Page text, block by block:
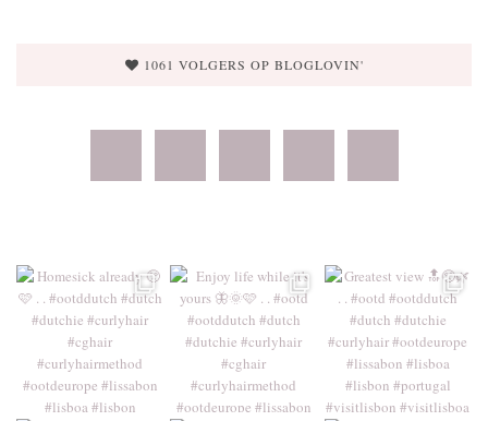
1061 VOLGERS OP BLOGLOVIN'